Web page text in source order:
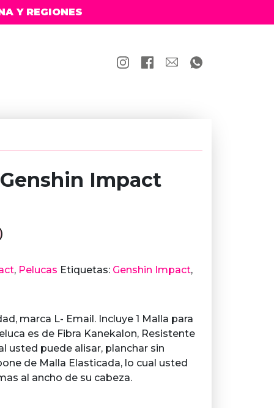
Y REGIONES
Impact
marca L- Email. Incluye 1 Malla para
es de Fibra Kanekalon, Resistente
usted puede alisar, planchar sin
de Malla Elasticada, lo cual usted
al ancho de su cabeza.
, Pelucas Etiquetas: Genshin Impact,